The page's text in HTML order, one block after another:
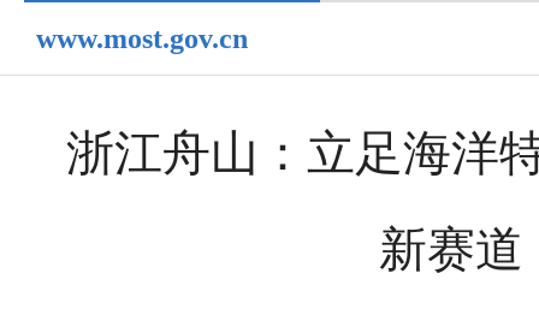
www.most.gov.cn
浙江舟山：立足海洋
新赛道